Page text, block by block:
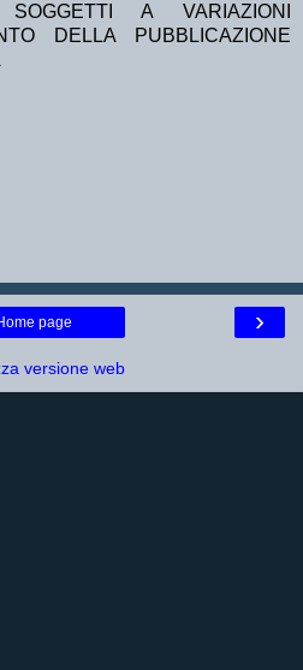
A VARIAZIONI
DELLA PUBBLICAZIONE
›
page
versione web